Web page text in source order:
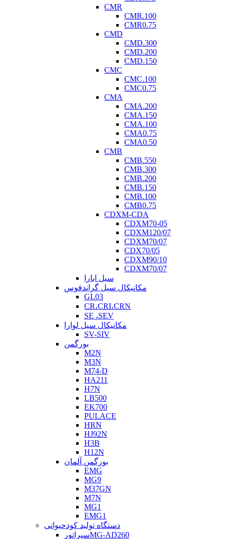
CMR
CMR.100
CMR0.75
CMD
CMD.300
CMD.200
CMD.150
CMC
CMC.100
CMC0.75
CMA
CMA.200
CMA.150
CMA.100
CMA0.75
CMA0.50
CMB
CMB.550
CMB.300
CMB.200
CMB.150
CMB.100
CMB0.75
CDXM-CDA
CDXM70-05
CDXM120/07
CDXM70/07
CDX70/05
CDXM90/10
CDXM70/07
سیل ابارا
مکانیکال سیل گراندفوس
GL03
CR،CRI،CRN
SE ،SEV
مکانیکال سیل لوارا
SV-SIV
بورگمن
M2N
M3N
M74-D
HA211
H7N
LB500
EK700
PULACE
HRN
HJ92N
H3B
H12N
بورگمن آلمان
EMG
MG9
M37GN
M7N
MG1
EMG1
دستگاه تولید کودحیوانی
سپراتورMG-AD260